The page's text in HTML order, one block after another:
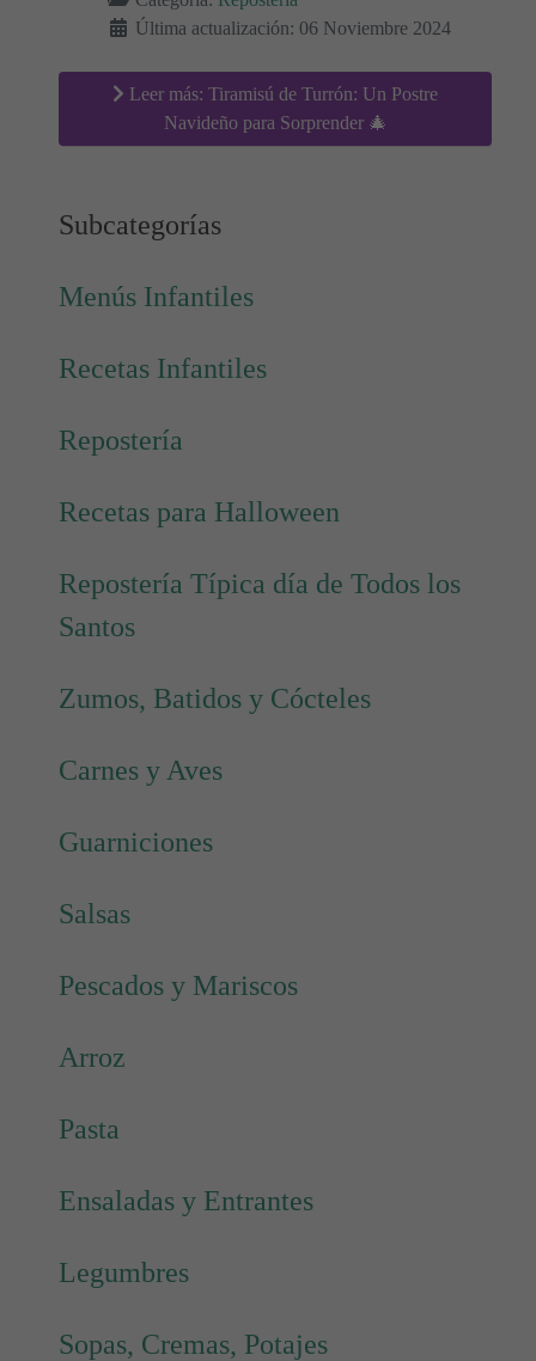
Última actualización: 06 Noviembre 2024
Leer más: Tiramisú de Turrón: Un Postre
Navideño para Sorprender 🎄
Subcategorías
Menús Infantiles
Recetas Infantiles
Repostería
Recetas para Halloween
Repostería Típica día de Todos los
Santos
Zumos, Batidos y Cócteles
Carnes y Aves
Guarniciones
Salsas
Pescados y Mariscos
Arroz
Pasta
Ensaladas y Entrantes
Legumbres
Sopas, Cremas, Potajes